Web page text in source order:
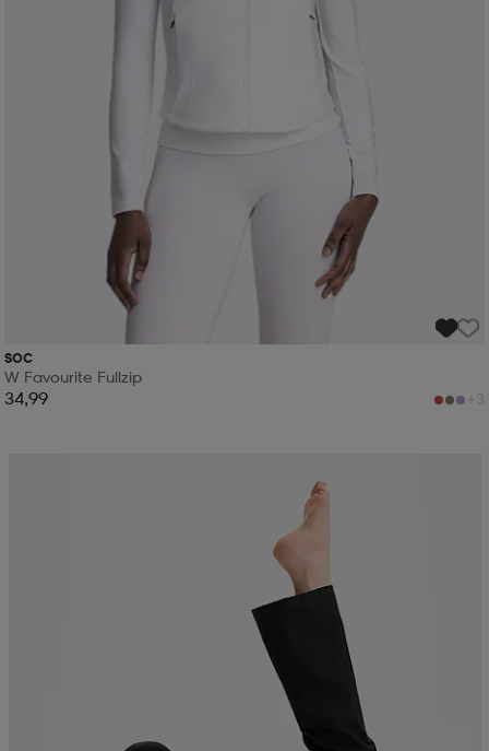
SOC
W Favourite Fullzip
+3
34,99